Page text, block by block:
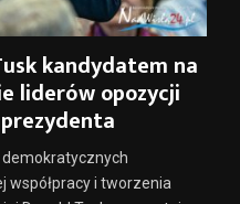
kandydatem na
liderów opozycji
współpracy i tworzenia